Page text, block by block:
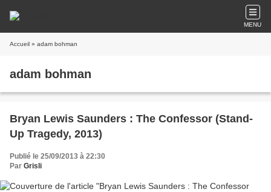
MENU
Accueil » adam bohman
adam bohman
Bryan Lewis Saunders : The Confessor (Stand-
Up Tragedy, 2013)
Publié le 25/09/2013 à 22:30
Par Grisli